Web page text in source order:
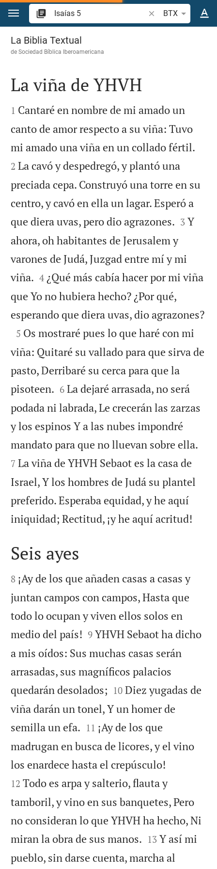
Ir a un contenido
Buscar versículo
BTX
Isaías 5
La Biblia Textual
deSociedad Bíblica Iberoamericana

La viña de YHVH

1 Cantaré en nombre de mi amado un
canto de amor respecto a su viña: Tuvo
mi amado una viña en un collado fértil.
2 La cavó y despedregó, y plantó una
preciada cepa. Construyó una torre en su
centro, y cavó en ella un lagar. Esperó a
que diera uvas, pero dio agrazones. 

3 Y
ahora, oh habitantes de Jerusalem y
varones de Judá, Juzgad entre mí y mi
viña. 

4 ¿Qué más cabía hacer por mi viña
que Yo no hubiera hecho? ¿Por qué,
esperando que diera uvas, dio agrazones?

5 Os mostraré pues lo que haré con mi
viña: Quitaré su vallado para que sirva de
pasto, Derribaré su cerca para que la
pisoteen. 

6 La dejaré arrasada, no será
podada ni labrada, Le crecerán las zarzas
y los espinos Y a las nubes impondré
mandato para que no lluevan sobre ella.
7 La viña de YHVH Sebaot es la casa de
Israel, Y los hombres de Judá su plantel
preferido. Esperaba equidad, y he aquí
iniquidad; Rectitud, ¡y he aquí acritud!

Seis ayes

8 ¡Ay de los que añaden casas a casas y
juntan campos con campos, Hasta que
todo lo ocupan y viven ellos solos en
medio del país! 

9 YHVH Sebaot ha dicho
a mis oídos: Sus muchas casas serán
arrasadas, sus magníficos palacios
quedarán desolados; 

10 Diez yugadas de
viña darán un tonel, Y un homer de
semilla un efa. 

11 ¡Ay de los que
madrugan en busca de licores, y el vino
los enardece hasta el crepúsculo!
12 Todo es arpa y salterio, flauta y
tamboril, y vino en sus banquetes, Pero
no consideran lo que YHVH ha hecho, Ni
miran la obra de sus manos. 

13 Y así mi
pueblo, sin darse cuenta, marcha al